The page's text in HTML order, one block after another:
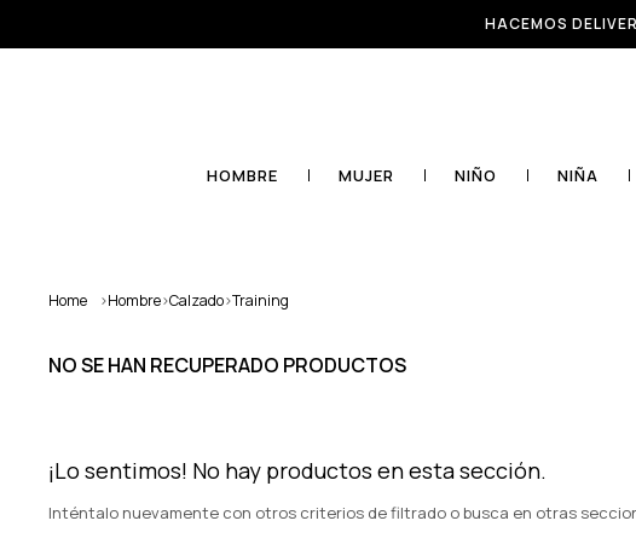
HACEMOS
HOMBRE MUJER NIÑO NIÑA
Home >Hombre>Calzado>Training
NO SE HAN RECUPERADO PRODUCTOS
¡Lo sentimos! No hay productos en esta sección.
Inténtalo nuevamente con otros criterios de filtrado o busca en otras